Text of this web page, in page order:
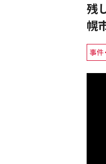
残
幌
事件